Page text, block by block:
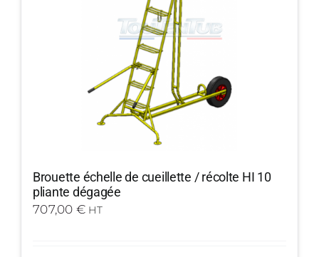
Brouette échelle de cueillette / récolte HI 10
pliante dégagée
707,00 € HT